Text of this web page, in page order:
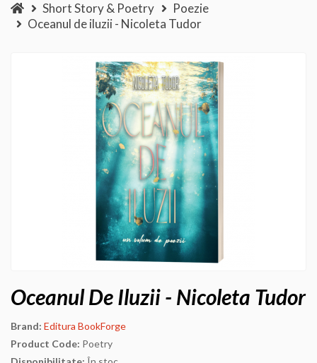
Short Story & Poetry
Poezie
Oceanul de iluzii - Nicoleta Tudor
Oceanul De Iluzii - Nicoleta Tudor
Brand: Editura BookForge
Product Code: Poetry